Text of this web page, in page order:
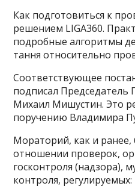
Как подготовиться к
решением LIGA360.
подробные алгоритмы
тання относительно
Соответствующее
подписал Председатель
Михаил Мишустин. Это
поручению Владимира
Мораторий, как и ранее,
отношении проверок,
госконтроля (надзора),
контроля, регулируемых: